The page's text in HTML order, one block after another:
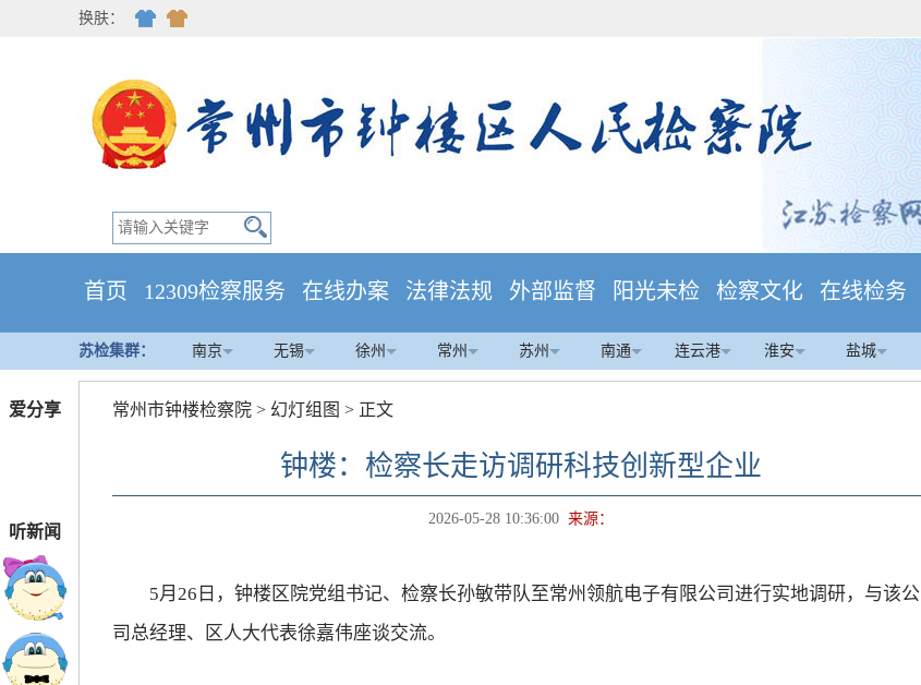
爱分享
听新闻
换肤：
首页 12309检察服务 在线办案 法律法规 外部监督 阳光未检 检察文化 在线检务
苏检集群： 南京 无锡 徐州 常州 苏州 南通 连云港 淮安 盐城
常州市钟楼检察院 > 幻灯组图 > 正文
钟楼：检察长走访调研科技创新型企业
2026-05-28 10:36:00 来源：
5月26日，钟楼区院党组书记、检察长孙敏带队至常州领航电子有限公司进行实地调研，与该公
司总经理、区人大代表徐嘉伟座谈交流。